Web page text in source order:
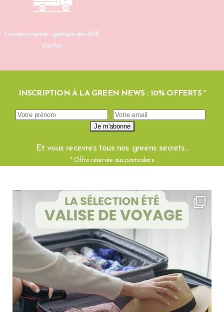
Livraison rapide - gratuite dès 60€
d'achat
INSCRIPTION À LA GREEN NEWS : 10% OFFERTS *
Et vous recevrez tous nos greens secrets...
* Offre réservée aux particuliers